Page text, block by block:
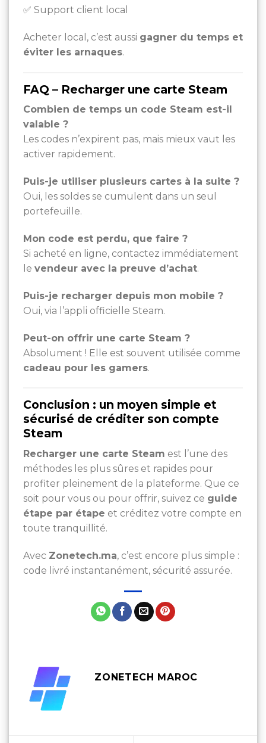
✅ Support client local
Acheter local, c’est aussi gagner du temps et
éviter les arnaques.
FAQ – Recharger une carte Steam
Combien de temps un code Steam est-il
valable ?
Les codes n’expirent pas, mais mieux vaut les
activer rapidement.
Puis-je utiliser plusieurs cartes à la suite ?
Oui, les soldes se cumulent dans un seul
portefeuille.
Mon code est perdu, que faire ?
Si acheté en ligne, contactez immédiatement
le vendeur avec la preuve d’achat.
Puis-je recharger depuis mon mobile ?
Oui, via l’appli officielle Steam.
Peut-on offrir une carte Steam ?
Absolument ! Elle est souvent utilisée comme
cadeau pour les gamers.
Conclusion : un moyen simple et
sécurisé de créditer son compte
Steam
Recharger une carte Steam est l’une des
méthodes les plus sûres et rapides pour
profiter pleinement de la plateforme. Que ce
soit pour vous ou pour offrir, suivez ce guide
étape par étape et créditez votre compte en
toute tranquillité.
Avec Zonetech.ma, c’est encore plus simple :
code livré instantanément, sécurité assurée.
ZONETECH MAROC